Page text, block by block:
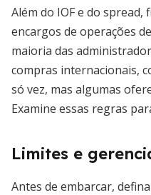
Além do IOF e do
encargos de operações
maioria das
compras internacionais,
só vez, mas algumas
Examine essas regras
Limites e
Antes de embarcar,